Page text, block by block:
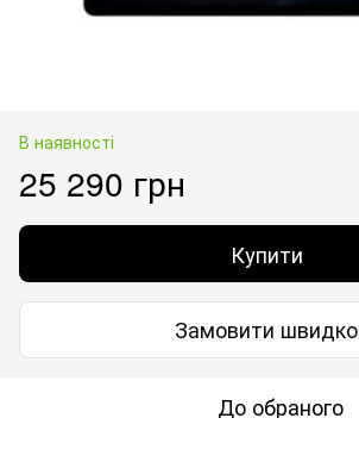
В наявності
25 290 грн
Купити
Замовити швидко
До обраного